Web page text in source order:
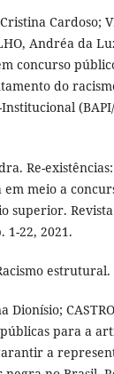
Cardoso;
Andréa da
concurso
do
Re-
meio a
superior.
1-22, 2021.
estrutural.
Dionísio;
para a
a